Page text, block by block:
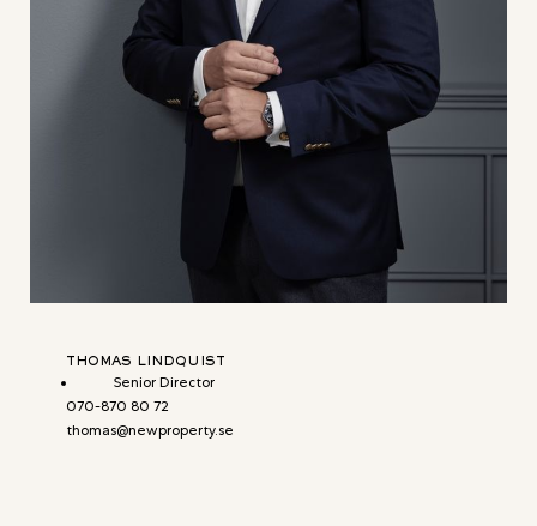
THOMAS LINDQUIST
Senior Director
070-870 80 72
thomas@newproperty.se